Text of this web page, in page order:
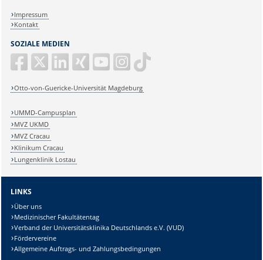
SOZIALE MEDIEN
Otto-von-Guericke-Universität Magdeburg
Impressum
Kontakt
UMMD-Campusplan
MVZ UKMD
MVZ Cracau
Klinikum Cracau
Lungenklinik Lostau
LINKS
Über uns
Medizinischer Fakultätentag
Verband der Universitätsklinika Deutschlands e.V. (VUD)
Fördervereine
Allgemeine Auftrags- und Zahlungsbedingungen